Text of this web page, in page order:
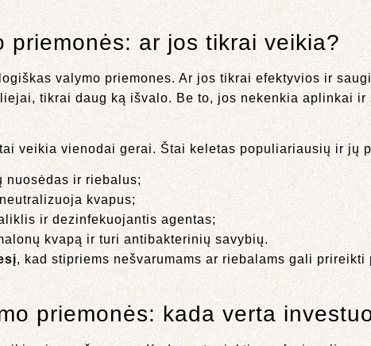
priemonės: ar jos tikrai veikia?
valymo priemones. Ar jos tikrai efektyvios ir
tikrai daug ką išvalo. Be to, jos nekenkia aplinkai
veikia vienodai gerai. Štai keletas populiariausių ir jų
nuosėdas ir riebalus;
kvapus;
ir dezinfekuojantis agentas;
kvapą ir turi antibakterinių savybių.
, kad stipriems nešvarumams ar riebalams gali
priemonės: kada verta